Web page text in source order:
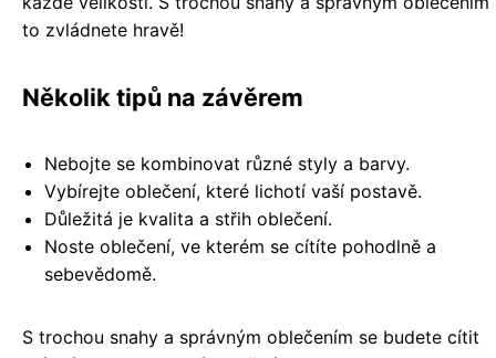
to zvládnete hravě!
Několik tipů na závěrem
Nebojte se kombinovat různé styly a barvy.
Vybírejte oblečení, které lichotí vaší postavě.
Důležitá je kvalita a střih oblečení.
Noste oblečení, ve kterém se cítíte pohodlně a
sebevědomě.
S trochou snahy a správným oblečením se budete cítit